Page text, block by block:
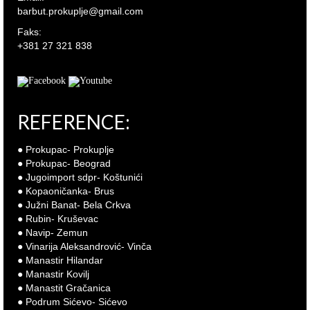
barbut.prokuplje@gmail.com
Faks:
+381 27 321 838
REFERENCE:
● Prokupac- Prokuplje
● Prokupac- Beograd
● Jugoimport sdpr- Koštunići
● Kopaoničanka- Brus
● Južni Banat- Bela Crkva
● Rubin- Kruševac
● Navip- Zemun
● Vinarija Aleksandrović- Vinča
● Manastir Hilandar
● Manastir Kovilj
● Manastit Gračanica
● Podrum Sićevo- Sićevo